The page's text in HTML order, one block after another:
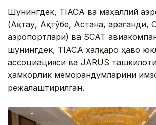
Шунингдек, TIACA ва маҳаллий
(Ақтау, Ақтўбе, Астана, Қарағанди,
аэропортлари) ва SCAT
шунингдек, TIACA халқаро ҳаво
ассоциацияси ва JARUS
ҳамкорлик меморандумларини
режалаштирилган.